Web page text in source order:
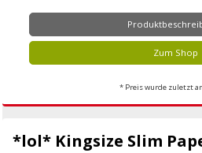
Zum Shop
* Preis wurde zuletzt
*lol* Kingsize Slim